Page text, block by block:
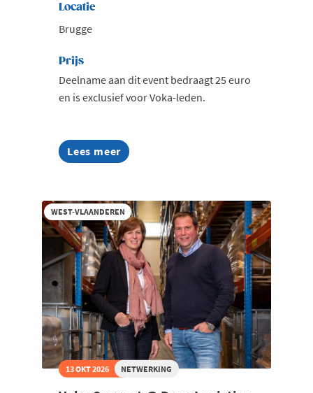
Locatie
Brugge
Prijs
Deelname aan dit event bedraagt 25 euro
en is exclusief voor Voka-leden.
Lees meer
about
Voka
-
Brugge
WEST-VLAANDEREN
13 OKT 2026 NETWERKING